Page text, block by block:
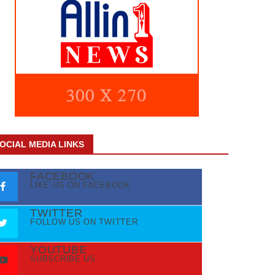
MEDIA LINKS
FACEBOOK
LIKE US ON FACEBOOK
TWITTER
FOLLOW US ON TWITTER
YOUTUBE
SUBSCRIBE US